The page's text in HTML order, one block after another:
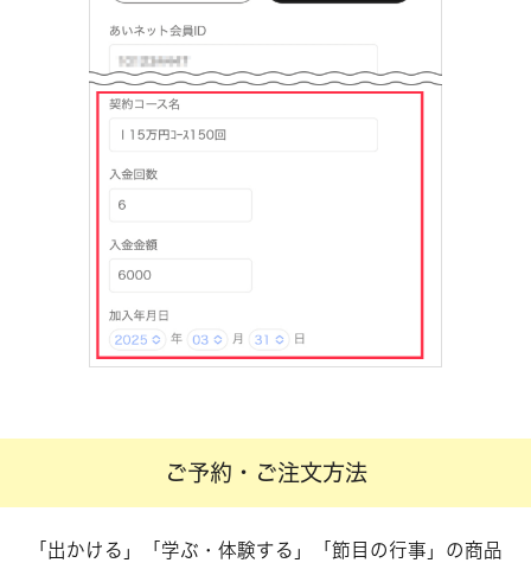
ご予約・ご注文方法
「出かける」「学ぶ・体験する」「節目の行事」の商品